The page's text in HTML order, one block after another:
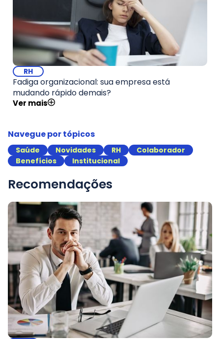
RH
Fadiga organizacional: sua empresa está
mudando rápido demais?
Ver mais
Navegue por tópicos
Saúde Novidades RH
Colaborador
Benefícios
Institucional
Recomendações